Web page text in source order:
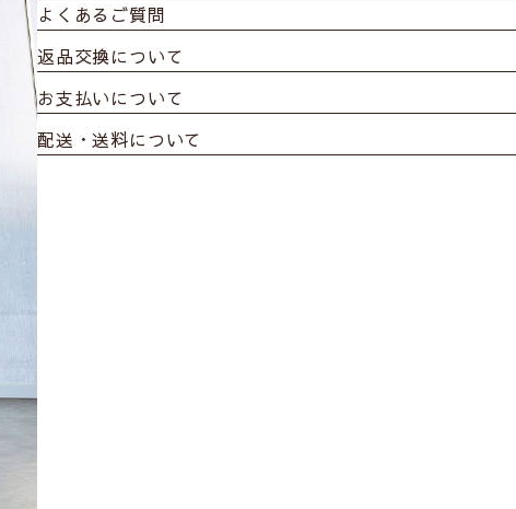
よくあるご質問
返品交換について
お支払いについて
配送・送料について